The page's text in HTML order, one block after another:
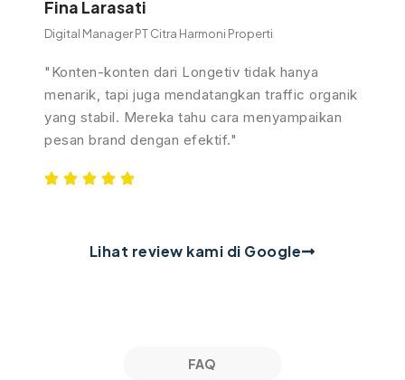
Fina Larasati
Digital Manager PT Citra Harmoni Properti
"Konten-konten dari Longetiv tidak hanya
menarik, tapi juga mendatangkan traffic organik
yang stabil. Mereka tahu cara menyampaikan
pesan brand dengan efektif."
Lihat review kami di Google
FAQ